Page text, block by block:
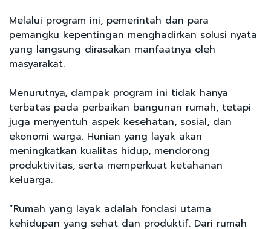
Melalui program ini, pemerintah dan para
pemangku kepentingan menghadirkan solusi nyata
yang langsung dirasakan manfaatnya oleh
masyarakat.
Menurutnya, dampak program ini tidak hanya
terbatas pada perbaikan bangunan rumah, tetapi
juga menyentuh aspek kesehatan, sosial, dan
ekonomi warga. Hunian yang layak akan
meningkatkan kualitas hidup, mendorong
produktivitas, serta memperkuat ketahanan
keluarga.
“Rumah yang layak adalah fondasi utama
kehidupan yang sehat dan produktif. Dari rumah